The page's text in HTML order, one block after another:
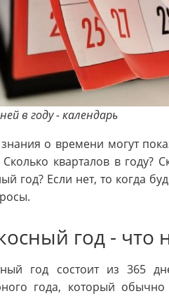
в году - календарь
о времени могут
Сколько кварталов в году?
год? Если нет, то когда
год - что
год состоит из 365
года, который